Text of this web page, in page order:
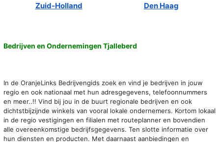
Zuid-Holland Den Haag
Bedrijven en Ondernemingen Tjalleberd
In de OranjeLinks Bedrijvengids zoek en vind je bedrijven in jouw
regio en ook nationaal met hun adresgegevens, telefoonnummers
en meer..!! Vind bij jou in de buurt regionale bedrijven en ook
dichtstbijzijnde winkels van vooral lokale ondernemers. Kortom lokaal
in de regio vestigingen en filialen met routeplanner en bovendien
alle overeenkomstige bedrijfsgegevens. Ten slotte informatie over
hun diensten en producten. Met daarnaast aanbiedingen en